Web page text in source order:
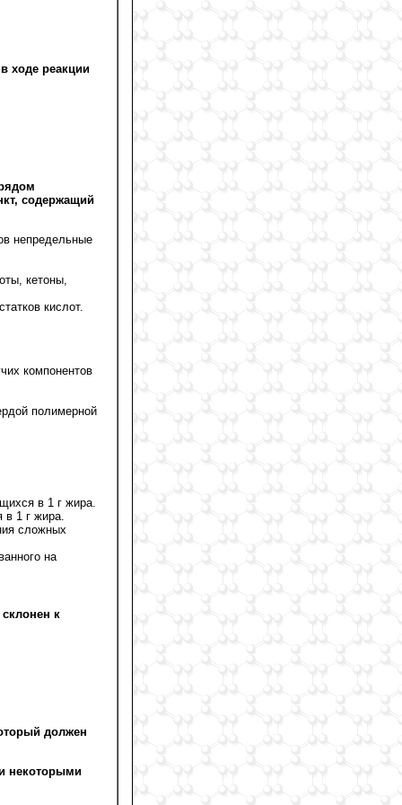
ходе реакции
содержащий
непредельные
кетоны,
кислот.
компонентов
полимерной
в 1 г жира.
1 г жира.
сложных
на
к
должен
некоторыми